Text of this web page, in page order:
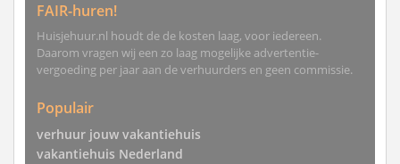
FAIR-huren!
Huisjehuur.nl houdt de de kosten laag, voor iedereen.
Daarom vragen wij een zo laag mogelijke advertentie-
vergoeding per jaar aan de verhuurders en geen commissie.
Populair
verhuur jouw vakantiehuis
vakantiehuis Nederland